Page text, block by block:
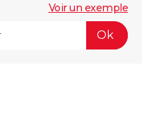
Voir un exemple